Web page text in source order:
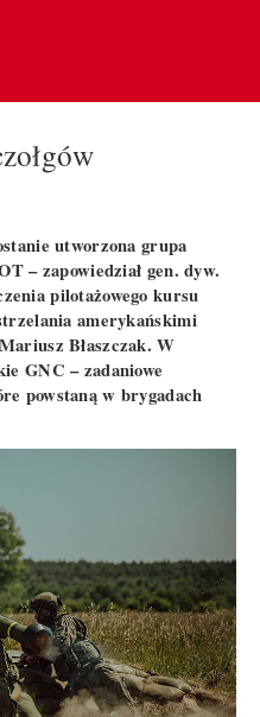
utworzona grupa
– zapowiedział gen. dyw.
pilotażowego kursu
amerykańskimi
Błaszczak. W
GNC – zadaniowe
powstaną w brygadach